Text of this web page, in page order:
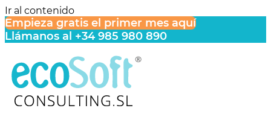
Ir al contenido
Empieza gratis el primer mes aquí
Llámanos al +34 985 980 890